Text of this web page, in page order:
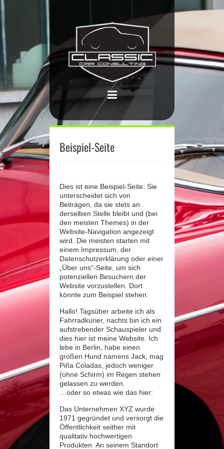
Beispiel-Seite
Dies ist eine Beispiel-Seite. Sie
unterscheidet sich von
Beiträgen, da sie stets an
derselben Stelle bleibt und (bei
den meisten Themes) in der
Website-Navigation angezeigt
wird. Die meisten starten mit
einem Impressum, der
Datenschutzerklärung oder einer
„Über uns“-Seite, um sich
potenziellen Besuchern der
Website vorzustellen. Dort
könnte zum Beispiel stehen:
Hallo! Tagsüber arbeite ich als
Fahrradkurier, nachts bin ich ein
aufstrebender Schauspieler und
dies hier ist meine Website. Ich
lebe in Berlin, habe einen
großen Hund namens Jack, mag
Piña Coladas, jedoch weniger
(ohne Schirm) im Regen stehen
gelassen zu werden.
…oder so etwas wie das hier:
Das Unternehmen XYZ wurde
1971 gegründet und versorgt die
Öffentlichkeit seither mit
qualitativ hochwertigen
Produkten. An seinem Standort